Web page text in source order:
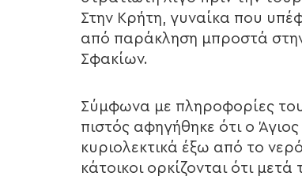
Στην Κρήτη, γυναίκα που
από παράκληση μπροστά
Σφακίων.
Σύμφωνα με πληροφορίες
πιστός αφηγήθηκε ότι ο
κυριολεκτικά έξω από το
κάτοικοι ορκίζονται ότι